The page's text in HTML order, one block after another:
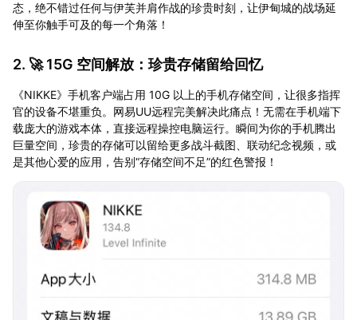
态，绝不错过任何与伊芙并肩作战的珍贵时刻，让伊甸城的战场延
伸至你触手可及的每一个角落！
2. 🚀 15G 空间解放：珍贵存储留给回忆
《NIKKE》手机客户端占用 10G 以上的手机存储空间，让很多指挥
官的设备不堪重负。网易UU远程完美解决此痛点！无需在手机端下
载庞大的游戏本体，直接远程操控电脑运行。瞬间为你的手机腾出
巨量空间，珍贵的存储可以留给更多战斗截图、联动纪念视频，或
是其他心爱的应用，告别“存储空间不足”的红色警报！